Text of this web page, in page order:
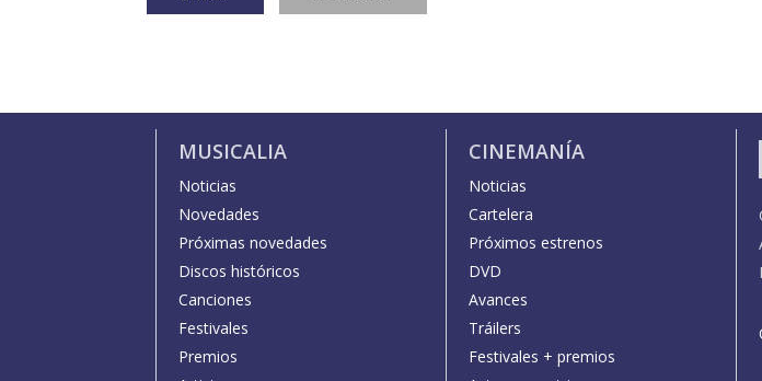
MUSICALIA
Noticias
Novedades
Próximas novedades
Discos históricos
Canciones
Festivales
Premios
CINEMANÍA
Noticias
Cartelera
Próximos estrenos
DVD
Avances
Tráilers
Festivales + premios